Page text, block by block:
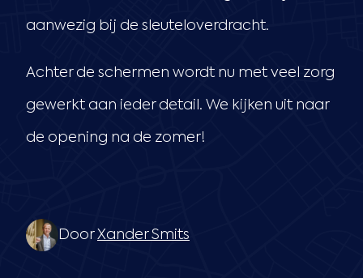
aanwezig bij de sleuteloverdracht.
Achter de schermen wordt nu met veel zorg
gewerkt aan ieder detail. We kijken uit naar
de opening na de zomer!
DoorXander Smits